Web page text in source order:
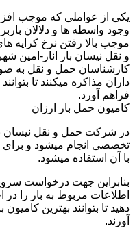
یکی از عواملی که موجب
وجود واسطه ها و دلالان
موجب بالا رفتن نرخ کرایه
و نقل نیسان بار انار-
کارشناسان حمل و نقل به
داران مذاکره میکنند تا
فراهم آورد.
کامیون حمل بار ارزان
در شرکت حمل و نقل نیسان
تخصصی انجام میشود و برای
با آن استفاده میشود.
بنابراین جهت درخواست
اطلاعات مربوط به بار را در
دهید تا بتوانند بهترین
آورند.